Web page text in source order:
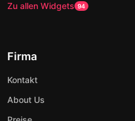
Zu allen Widgets 94
Firma
Kontakt
About Us